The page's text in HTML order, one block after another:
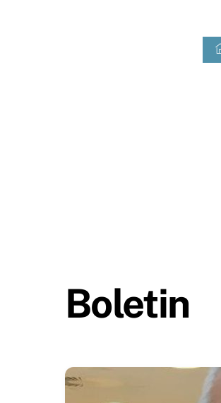
Boletin